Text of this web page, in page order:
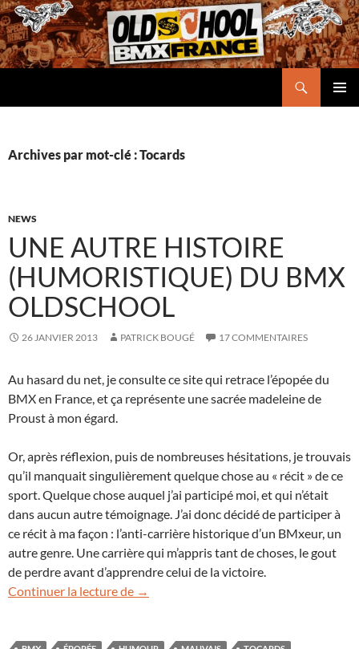
Aller
au
contenu
Archives par mot-clé : Tocards
NEWS
UNE AUTRE HISTOIRE
(HUMORISTIQUE) DU BMX
OLDSCHOOL
26 JANVIER 2013 PATRICK BOUGÉ 17 COMMENTAIRES
Au hasard du net, je consulte ce site qui retrace l’épopée du
BMX en France, et ça représente une sacrée madeleine de
Proust à mon égard.
Or, après réflexion, puis de nombreuses hésitations, je trouvais
qu’il manquait singulièrement quelque chose au « récit » de ce
sport. Quelque chose auquel j’ai participé moi, et qui n’était
dans aucun autre témoignage. J’ai donc décidé de participer à
ce récit à ma façon : l’anti-carrière historique d’un BMxeur, un
autre genre. Une carrière qui m’appris tant de choses, le gout
de perdre avant d’apprendre celui de la victoire.
Continuer la lecture de Une autre histoire (humoristique) du
→